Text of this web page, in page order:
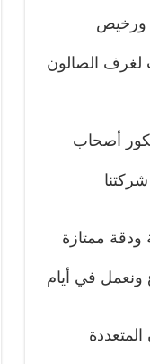
ورخيص
لغرف الصالون
أصحاب
ودقة ممتازة
أيام الأسبوع ونعمل في أيام